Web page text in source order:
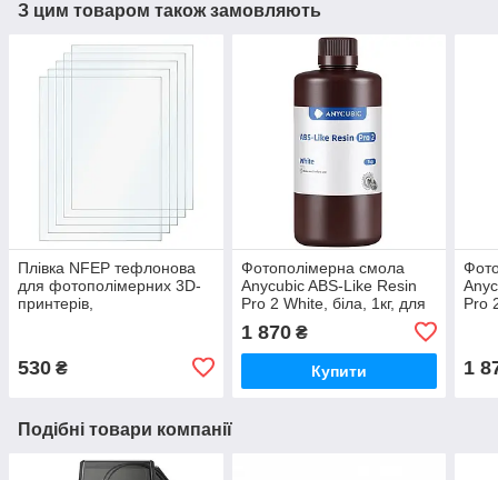
З цим товаром також замовляють
Плівка NFEP тефлонова
для фотополімерних 3D-
принтерів,
530 ₴
Фотополімерна смола
Anycubic ABS-Like Resin
Pro 2 White, біла, 1кг, для
1 870₴
Купити
Pro
1
Подібні товари компанії